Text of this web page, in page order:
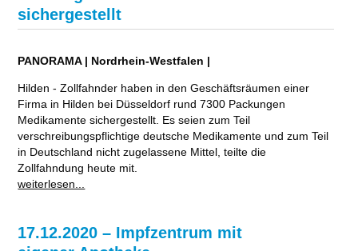
sichergestellt
PANORAMA | Nordrhein-Westfalen |
Hilden - Zollfahnder haben in den Geschäftsräumen einer
Firma in Hilden bei Düsseldorf rund 7300 Packungen
Medikamente sichergestellt. Es seien zum Teil
verschreibungspflichtige deutsche Medikamente und zum Teil
in Deutschland nicht zugelassene Mittel, teilte die
Zollfahndung heute mit.
weiterlesen...
17.12.2020 – Impfzentrum mit